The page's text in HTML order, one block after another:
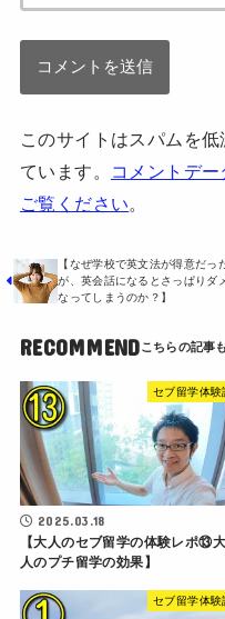
このサイトはスパムを
ています。
コメントデ
ご覧ください。
【なぜ学校で英文法が得意だっ
が、英会話になるとさっぱりダ
なってしまうのか？】
RECOMMEND
セブ留学体験
2025.03.18
【大人のセブ留学の体験レポ⑬大
人のプチ留学の効果】
セブ留学体験